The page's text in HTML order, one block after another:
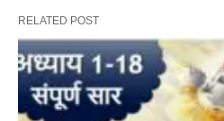
RELATED POST